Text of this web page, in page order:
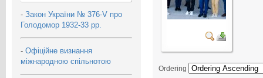
- Закон України № 376-V про
Голодомор 1932-33 рр.
- Офіційне визнання
міжнародною спільнотою
Ordering